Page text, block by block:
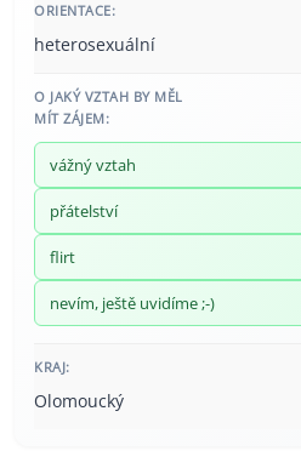
ORIENTACE:
heterosexuální
O JAKÝ VZTAH BY MĚL
MÍT ZÁJEM:
vážný vztah
přátelství
flirt
nevím, ještě uvidíme ;-)
KRAJ:
Olomoucký